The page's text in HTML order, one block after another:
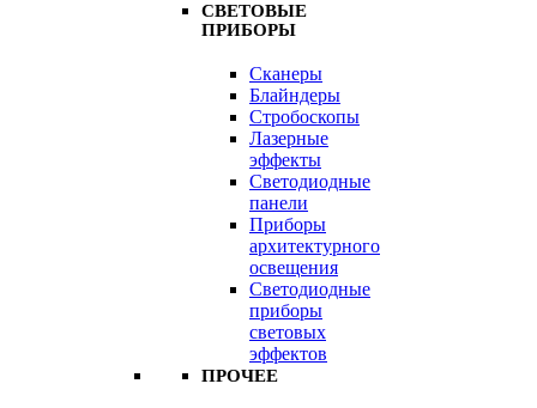
СВЕТОВЫЕ
ПРИБОРЫ
Сканеры
Блайндеры
Стробоскопы
Лазерные
эффекты
Светодиодные
панели
Приборы
архитектурного
освещения
Светодиодные
приборы
световых
эффектов
ПРОЧЕЕ